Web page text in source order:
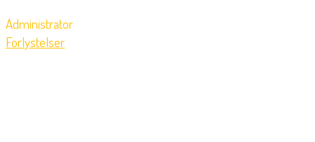
Administrator
Forlystelser